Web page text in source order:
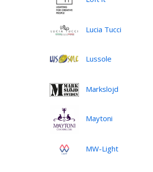
Lucia Tucci
Lussole
Markslojd
Maytoni
MW-Light